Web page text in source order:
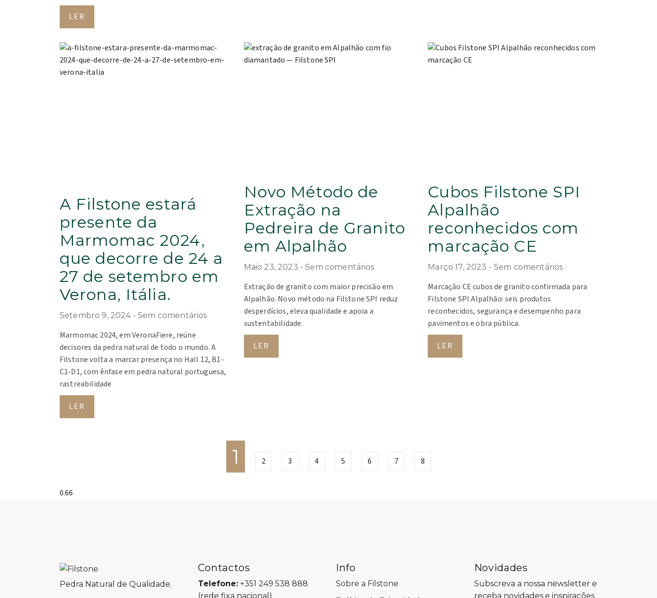
LER
A Filstone estará
presente da
Marmomac 2024,
que decorre de 24 a
27 de setembro em
Verona, Itália.
Setembro 9, 2024 Sem comentários
Marmomac 2024, em VeronaFiere, reúne
decisores da pedra natural de todo o mundo. A
Filstone volta a marcar presença no Hall 12, B1-
C1-D1, com ênfase em pedra natural portuguesa,
rastreabilidade
LER
Novo Método de
Extração na
Pedreira de Granito
em Alpalhão
Maio 23, 2023 Sem comentários
Extração de granito com maior precisão em
Alpalhão. Novo método na Filstone SPI reduz
desperdícios, eleva qualidade e apoia a
sustentabilidade.
LER
Cubos Filstone SPI
Alpalhão
reconhecidos com
marcação CE
Março 17, 2023 Sem comentários
Marcação CE cubos de granito confirmada para
Filstone SPI Alpalhão: seis produtos
reconhecidos, segurança e desempenho para
pavimentos e obra pública.
LER
1 2 3 4 5 6 7 8
Pedra Natural de Qualidade.
Contactos
Telefone: +351 249 538 888
(rede fixa nacional)
Info
Sobre a Filstone
Novidades
Subscreva a nossa newsletter e
receba novidades e inspirações